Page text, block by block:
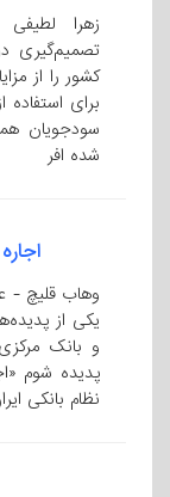
زهرا
تصمیم‌گیری
کشور را از
برای
سودجویان
شده افر
وهاب قلیچ -
یکی از
و بانک
پدیده شوم
نظام بانکی